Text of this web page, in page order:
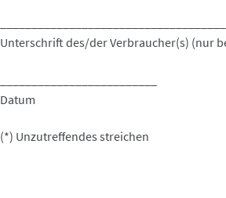
Unterschrift des/der Verbraucher(s) (nur
Datum
(*) Unzutreffendes streichen